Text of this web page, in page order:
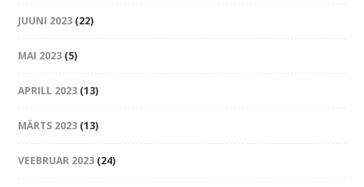
JUUNI 2023 (22)
MAI 2023 (5)
APRILL 2023 (13)
MÄRTS 2023 (13)
VEEBRUAR 2023 (24)